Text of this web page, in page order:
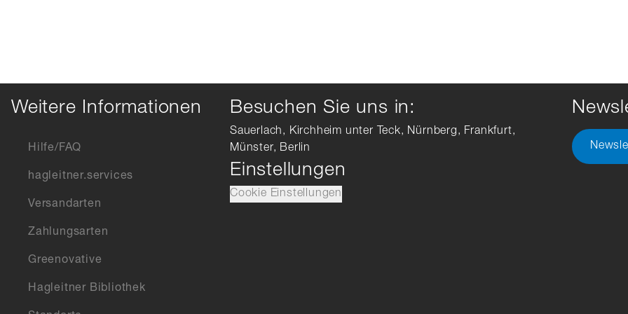
Weitere Informationen
Hilfe/FAQ
hagleitner.services
Versandarten
Zahlungsarten
Greenovative
Hagleitner Bibliothek
Besuchen Sie uns in:
Sauerlach, Kirchheim unter Teck, Nürnberg, Frankfurt,
Münster, Berlin
Einstellungen
Cookie Einstellungen